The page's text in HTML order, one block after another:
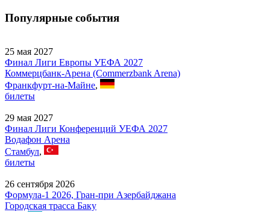
Популярные события
25 мая 2027
Финал Лиги Европы УЕФА 2027
Коммерцбанк-Арена (Commerzbank Arena)
Франкфурт-на-Майне,
билеты
29 мая 2027
Финал Лиги Конференций УЕФА 2027
Водафон Арена
Стамбул,
билеты
26 сентября 2026
Формула-1 2026, Гран-при Азербайджана
Городская трасса Баку